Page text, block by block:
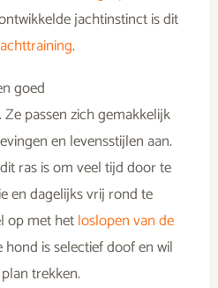
jachtinstinct is dit
.
goed
passen zich gemakkelijk
en levensstijlen aan.
ras is om veel tijd door te
en dagelijks vrij rond te
op met hetloslopen van de
hond is selectief doof en wil
trekken.